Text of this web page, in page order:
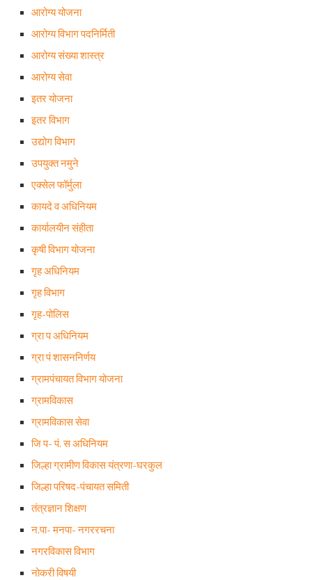
आरोग्य योजना
आरोग्य विभाग पदनिर्मिती
आरोग्य संख्या शास्त्र
आरोग्य सेवा
इतर योजना
इतर विभाग
उद्योग विभाग
उपयुक्त नमुने
एक्सेल फॉर्मुला
कायदे व अधिनियम
कार्यालयीन संहीता
कृषी विभाग योजना
गृह अधिनियम
गृह विभाग
गृह-पोलिस
ग्रा प अधिनियम
ग्रा पं शासननिर्णय
ग्रामपंचायत विभाग योजना
ग्रामविकास
ग्रामविकास सेवा
जि प- पं. स अधिनियम
जिल्हा ग्रामीण विकास यंत्रणा-घरकुल
जिल्हा परिषद-पंचायत समिती
तंत्रज्ञान शिक्षण
न.पा- मनपा- नगररचना
नगरविकास विभाग
नोकरी विषयी